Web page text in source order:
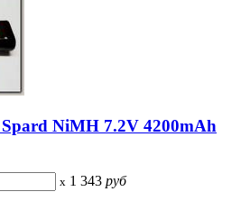
NiMH 7.2V 4200mAh
x 1 343 руб